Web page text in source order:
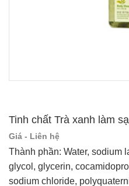
Tinh chất Trà xanh làm
Giá - Liên hệ
Thành phần: Water, sodium
glycol, glycerin,
sodium chloride,